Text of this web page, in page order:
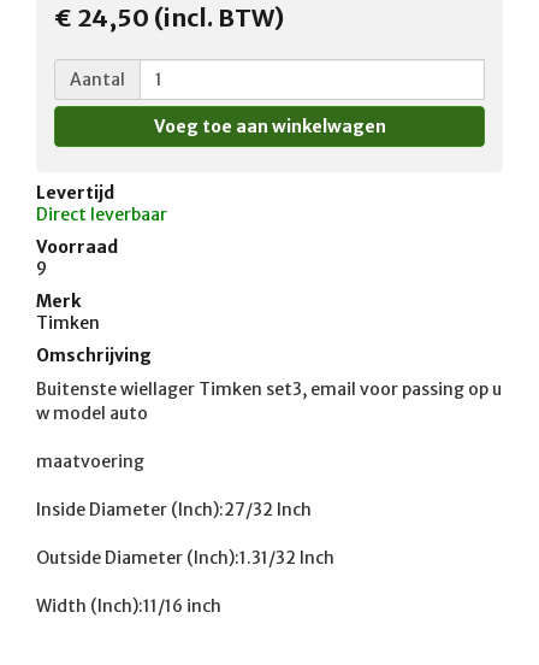
€ 24,50 (incl. BTW)
Aantal
Levertijd
Direct leverbaar
Voorraad
9
Merk
Timken
Omschrijving
Buitenste wiellager Timken set3, email voor passing op u
w model auto
maatvoering
Inside Diameter (Inch):27/32 Inch
Outside Diameter (Inch):1.31/32 Inch
Width (Inch):11/16 inch